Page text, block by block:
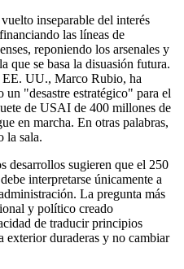
inseparable del interés
las líneas de
reponiendo los arsenales y
que se basa la disuasión futura.
EE. UU., Marco Rubio, ha
"desastre estratégico" para el
de USAI de 400 millones de
en marcha. En otras palabras,
la sala.
desarrollos sugieren que el 250
interpretarse únicamente a
La pregunta más
y político creado
de traducir principios
exterior duraderas y no cambiar